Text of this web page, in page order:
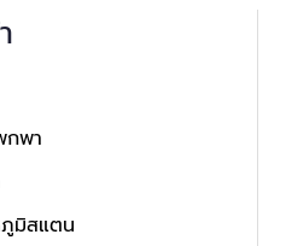
กพา
มิสแตน